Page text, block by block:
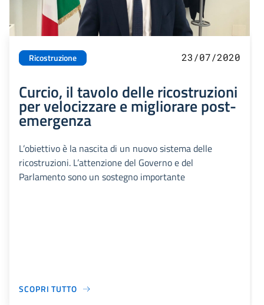
Ricostruzione 23/07/2020
Curcio, il tavolo delle ricostruzioni
per velocizzare e migliorare post-
emergenza
L’obiettivo è la nascita di un nuovo sistema delle
ricostruzioni. L’attenzione del Governo e del
Parlamento sono un sostegno importante
SCOPRI TUTTO